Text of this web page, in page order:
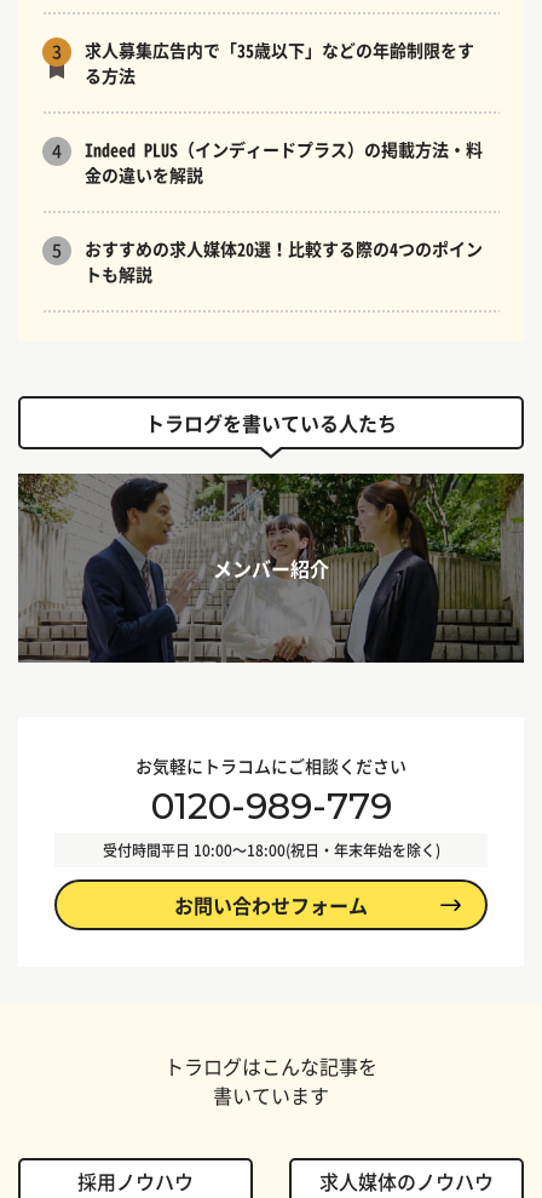
3
求人募集広告内で「35歳以下」などの年齢制限をす
る方法
4
Indeed PLUS（インディードプラス）の掲載方法・料
金の違いを解説
5
おすすめの求人媒体20選！比較する際の4つのポイン
トも解説
トラログを書いている人たち
メンバー紹介
お気軽にトラコムにご相談ください
0120-989-779
受付時間平日 10:00〜18:00(祝日・年末年始を除く)
お問い合わせフォーム
トラログはこんな記事を
書いています
採用ノウハウ 求人媒体のノウハウ